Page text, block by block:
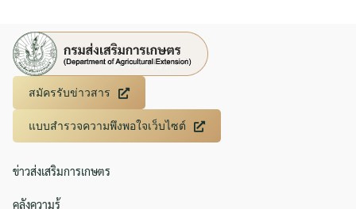
สมัครรับข่าวสาร
แบบสำรวจความพึงพอใจเว็บไซต์
ข่าวส่งเสริมการเกษตร
คลังความรู้